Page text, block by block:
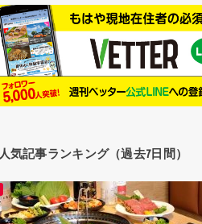
人気記事ランキング（過去7日間）